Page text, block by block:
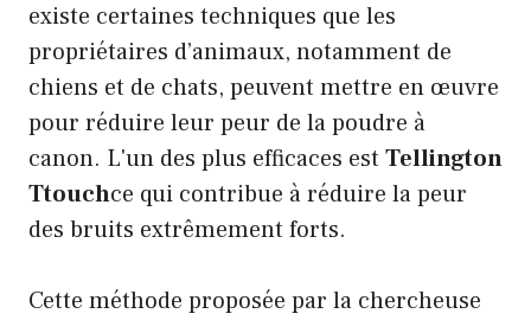
existe certaines techniques que les
propriétaires d’animaux, notamment de
chiens et de chats, peuvent mettre en œuvre
pour réduire leur peur de la poudre à
canon. L'un des plus efficaces est Tellington
Ttouchce qui contribue à réduire la peur
des bruits extrêmement forts.
Cette méthode proposée par la chercheuse